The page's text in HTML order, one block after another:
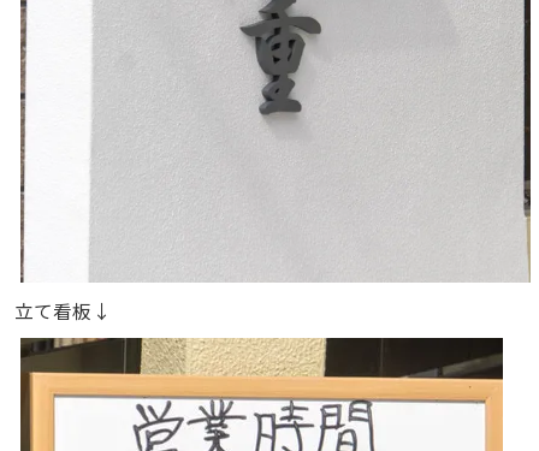
立て看板↓